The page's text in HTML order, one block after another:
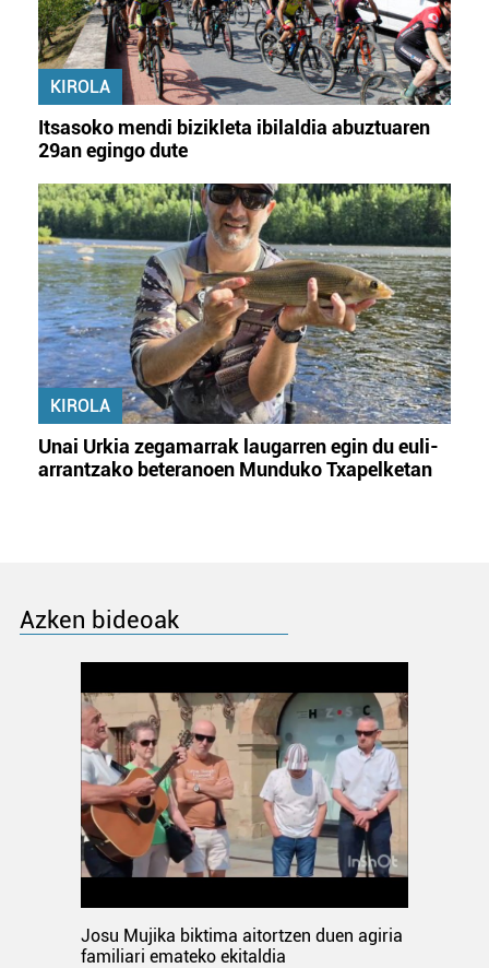
KIROLA
Itsasoko mendi bizikleta ibilaldia abuztuaren
29an egingo dute
KIROLA
Unai Urkia zegamarrak laugarren egin du euli-
arrantzako beteranoen Munduko Txapelketan
Azken bideoak
Josu Mujika biktima aitortzen duen agiria
familiari emateko ekitaldia